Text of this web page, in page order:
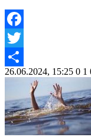
Facebook
Twitter
Share
26.06.2024, 15:25 0 1